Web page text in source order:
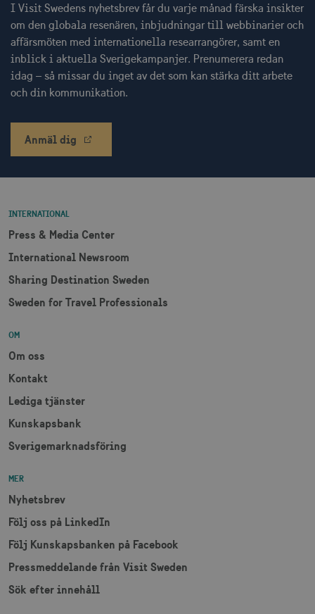
I Visit Swedens nyhetsbrev får du varje månad färska insikter
om den globala resenären, inbjudningar till webbinarier och
affärsmöten med internationella researrangörer, samt en
inblick i aktuella Sverigekampanjer. Prenumerera redan
idag – så missar du inget av det som kan stärka ditt arbete
och din kommunikation.
Anmäl dig
INTERNATIONAL
Press & Media Center
International Newsroom
Sharing Destination Sweden
Sweden for Travel Professionals
OM
Om oss
Kontakt
Lediga tjänster
Kunskapsbank
Sverigemarknadsföring
MER
Nyhetsbrev
Följ oss på LinkedIn
Följ Kunskapsbanken på Facebook
Pressmeddelande från Visit Sweden
Sök efter innehåll
Strikt nödvändiga cookies tillåter
webbplatsfunktioner som användarinloggning
och kontohantering men bidrar även till en
säker webbplats. Webbplatsen kan inte
användas ordentligt utan strikt nödvändiga
cookies.
__cf_bm